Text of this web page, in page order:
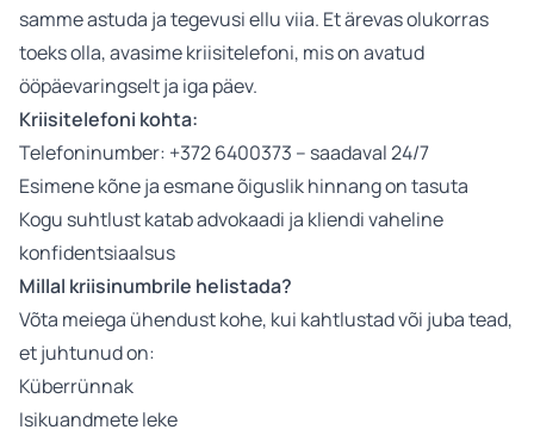
samme astuda ja tegevusi ellu viia. Et ärevas olukorras
toeks olla, avasime kriisitelefoni, mis on avatud
ööpäevaringselt ja iga päev.
Kriisitelefoni kohta:
Telefoninumber: +372 6400373 – saadaval 24/7
Esimene kõne ja esmane õiguslik hinnang on tasuta
Kogu suhtlust katab advokaadi ja kliendi vaheline
konfidentsiaalsus
Millal kriisinumbrile helistada?
Võta meiega ühendust kohe, kui kahtlustad või juba tead,
et juhtunud on:
Küberrünnak
Isikuandmete leke